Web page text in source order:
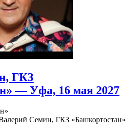
ГКЗ
— Уфа, 16 мая 2027
Семин, ГКЗ «Башкортостан»